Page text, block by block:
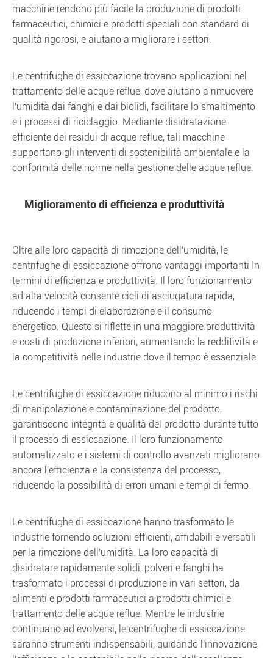
macchine rendono più facile la produzione di prodotti
farmaceutici, chimici e prodotti speciali con standard di
qualità rigorosi, e aiutano a migliorare i settori.
Le centrifughe di essiccazione trovano applicazioni nel
trattamento delle acque reflue, dove aiutano a rimuovere
l'umidità dai fanghi e dai biolidi, facilitare lo smaltimento
e i processi di riciclaggio. Mediante disidratazione
efficiente dei residui di acque reflue, tali macchine
supportano gli interventi di sostenibilità ambientale e la
conformità delle norme nella gestione delle acque reflue.
Miglioramento di efficienza e produttività
Oltre alle loro capacità di rimozione dell'umidità, le
centrifughe di essiccazione offrono vantaggi importanti In
termini di efficienza e produttività. Il loro funzionamento
ad alta velocità consente cicli di asciugatura rapida,
riducendo i tempi di elaborazione e il consumo
energetico. Questo si riflette in una maggiore produttività
e costi di produzione inferiori, aumentando la redditività e
la competitività nelle industrie dove il tempo è essenziale.
Le centrifughe di essiccazione riducono al minimo i rischi
di manipolazione e contaminazione del prodotto,
garantiscono integrità e qualità del prodotto durante tutto
il processo di essiccazione. Il loro funzionamento
automatizzato e i sistemi di controllo avanzati migliorano
ancora l'efficienza e la consistenza del processo,
riducendo la possibilità di errori umani e tempi di fermo.
Le centrifughe di essiccazione hanno trasformato le
industrie fornendo soluzioni efficienti, affidabili e versatili
per la rimozione dell'umidità. La loro capacità di
disidratare rapidamente solidi, polveri e fanghi ha
trasformato i processi di produzione in vari settori, da
alimenti e prodotti farmaceutici a prodotti chimici e
trattamento delle acque reflue. Mentre le industrie
continuano ad evolversi, le centrifughe di essiccazione
saranno strumenti indispensabili, guidando l'innovazione,